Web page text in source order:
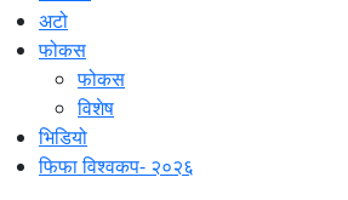
अटो
फोकस
फोकस
विशेष
भिडियो
फिफा विश्वकप- २०२६